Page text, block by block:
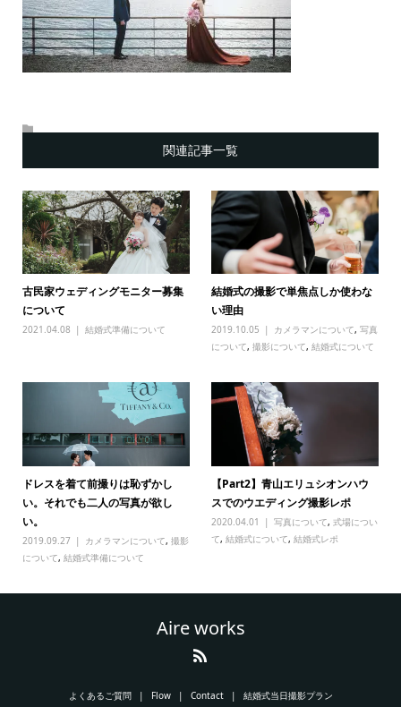
関連記事一覧
古民家ウェディングモニター募集
について
2021.04.08 結婚式準備について
結婚式の撮影で単焦点しか使わな
い理由
2019.10.05 カメラマンについて,写真
について,撮影について,結婚式について
ドレスを着て前撮りは恥ずかし
い。それでも二人の写真が欲し
い。
2019.09.27 カメラマンについて, 撮影
について, 結婚式準備について
【Part2】青山エリュシオンハウ
スでのウエディング撮影レポ
2020.04.01 写真について,式場につい
て,結婚式について,結婚式レポ
Aire works
よくあるご質問 Flow Contact 結婚式当日撮影プラン